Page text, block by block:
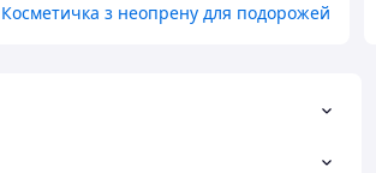
Косметичка з неопрену для подорожей